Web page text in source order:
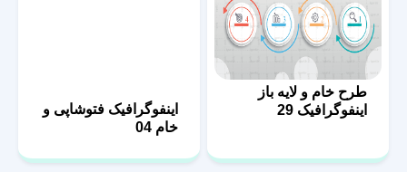
طرح خام و لایه باز
اینفوگرافیک 29
خام 04